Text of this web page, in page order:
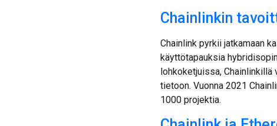
Chainlinkin
Chainlink pyrkii jatkamaan
käyttötapauksia
lohkoketjuissa,
tietoon. Vuonna 2021
1000 projektia.